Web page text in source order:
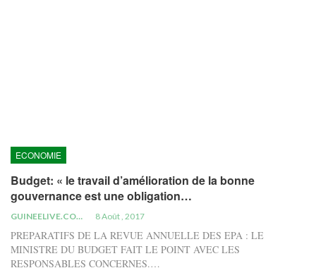
ECONOMIE
Budget: « le travail d’amélioration de la bonne
gouvernance est une obligation…
GUINEELIVE.COM 8 Août , 2017
PREPARATIFS DE LA REVUE ANNUELLE DES EPA : LE
MINISTRE DU BUDGET FAIT LE POINT AVEC LES
RESPONSABLES CONCERNES.…